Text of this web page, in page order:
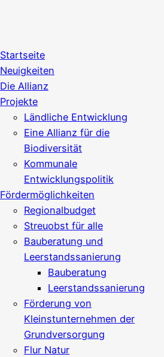
Startseite
Neuigkeiten
Die Allianz
Projekte
Ländliche Entwicklung
Eine Allianz für die
Biodiversität
Kommunale
Entwicklungspolitik
Fördermöglichkeiten
Regionalbudget
Streuobst für alle
Bauberatung und
Leerstandssanierung
Bauberatung
Leerstandssanierung
Förderung von
Kleinstunternehmen der
Grundversorgung
Flur Natur